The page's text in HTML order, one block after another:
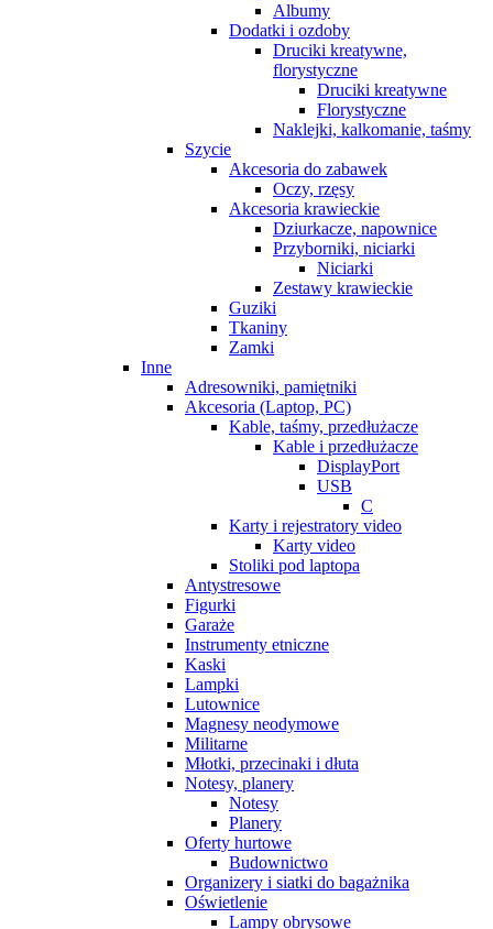
Albumy
Dodatki i ozdoby
Druciki kreatywne,
florystyczne
Druciki kreatywne
Florystyczne
Naklejki, kalkomanie, taśmy
Szycie
Akcesoria do zabawek
Oczy, rzęsy
Akcesoria krawieckie
Dziurkacze, napownice
Przyborniki, niciarki
Niciarki
Zestawy krawieckie
Guziki
Tkaniny
Zamki
Inne
Adresowniki, pamiętniki
Akcesoria (Laptop, PC)
Kable, taśmy, przedłużacze
Kable i przedłużacze
DisplayPort
USB
C
Karty i rejestratory video
Karty video
Stoliki pod laptopa
Antystresowe
Figurki
Garaże
Instrumenty etniczne
Kaski
Lampki
Lutownice
Magnesy neodymowe
Militarne
Młotki, przecinaki i dłuta
Notesy, planery
Notesy
Planery
Oferty hurtowe
Budownictwo
Organizery i siatki do bagażnika
Oświetlenie
Lampy obrysowe